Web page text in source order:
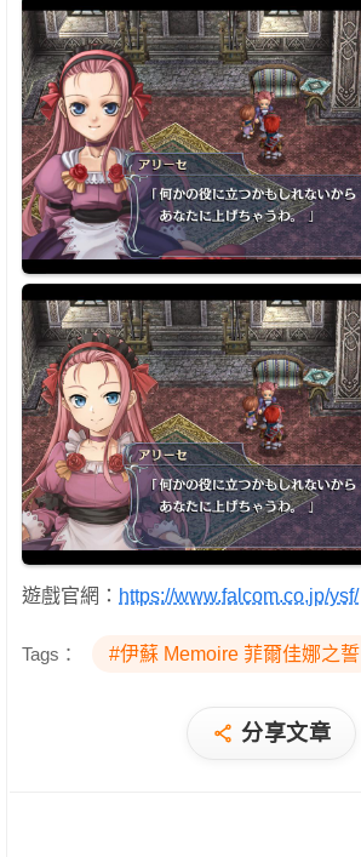
遊戲官網： https://www.falcom.co.jp/ysf/
Tags： #伊蘇 Memoire 菲爾佳娜之誓
分享文章